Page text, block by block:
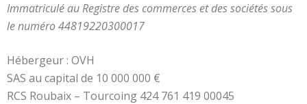
Immatriculé au Registre des commerces et des sociétés sous
le numéro44819220300017
Hébergeur : OVH
SAS au capital de 10 000 000 €
RCS Roubaix – Tourcoing 424 761 419 00045